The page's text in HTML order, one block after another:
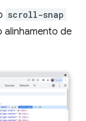
scroll-snap
de